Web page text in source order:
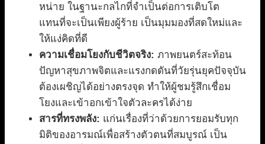
หน่าย ในฐานะกลไกที่จำเป็นต่อการเติบโต
แทนที่จะเป็นเพียงผู้ร้าย เป็นมุมมองที่สดใหม่และ
ให้แง่คิดที่ดี
ความเชื่อมโยงกับชีวิตจริง: ภาพยนตร์สะท้อน
ปัญหาสุขภาพจิตและแรงกดดันที่วัยรุ่นยุคปัจจุบัน
ต้องเผชิญได้อย่างตรงจุด ทำให้ผู้ชมรู้สึกเชื่อม
โยงและเข้าอกเข้าใจตัวละครได้ง่าย
สารที่ทรงพลัง: แก่นเรื่องที่ว่าด้วยการยอมรับทุก
มิติของอารมณ์เพื่อสร้างตัวตนที่สมบูรณ์ เป็น